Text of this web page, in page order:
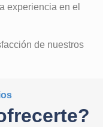
experiencia en el
de nuestros